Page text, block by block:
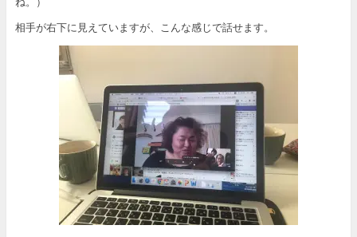
相手が右下に見えていますが、こんな感じで話せます。